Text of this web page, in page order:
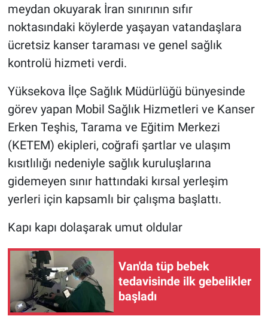
meydan okuyarak İran sınırının sıfır
noktasındaki köylerde yaşayan vatandaşlara
ücretsiz kanser taraması ve genel sağlık
kontrolü hizmeti verdi.
Yüksekova İlçe Sağlık Müdürlüğü bünyesinde
görev yapan Mobil Sağlık Hizmetleri ve Kanser
Erken Teşhis, Tarama ve Eğitim Merkezi
(KETEM) ekipleri, coğrafi şartlar ve ulaşım
kısıtlılığı nedeniyle sağlık kuruluşlarına
gidemeyen sınır hattındaki kırsal yerleşim
yerleri için kapsamlı bir çalışma başlattı.
Kapı kapı dolaşarak umut oldular
Van'da tüp bebek
tedavisinde ilk gebelikler
başladı